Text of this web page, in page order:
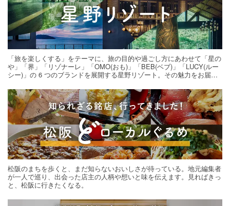
「旅を楽しくする」をテーマに、旅の目的や過ごし方にあわせて「星の
や」「界」「リゾナーレ」「OMO(おも)」「BEB(ベブ)」「LUCY(ルー
シー)」の 6 つのブランドを展開する星野リゾート。その魅力をお届け
松阪のまちを歩くと、まだ知らないおいしさが待っている。地元編集者
が一人で巡り、出会った店主の人柄や想いと味を伝えます。見ればきっ
と、松阪に行きたくなる。